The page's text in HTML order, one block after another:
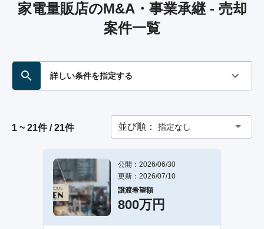
家電量販店のM&A・事業承継 - 売却
案件一覧
詳しい条件を指定する
1 ~ 21件 / 21件 並び順： 指定なし
公開：2026/06/30
更新：2026/07/10
譲渡希望額
800万円